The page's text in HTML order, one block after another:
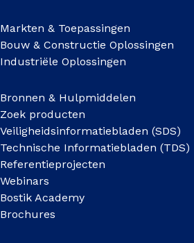
Markten & Toepassingen
Bouw & Constructie Oplossingen
Industriële Oplossingen
Bronnen & Hulpmiddelen
Zoek producten
Veiligheidsinformatiebladen (SDS)
Technische Informatiebladen (TDS)
Referentieprojecten
Webinars
Bostik Academy
Brochures